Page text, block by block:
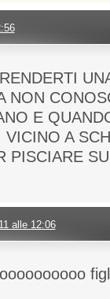
NON
E
A
PISCIARE
alle 12:06